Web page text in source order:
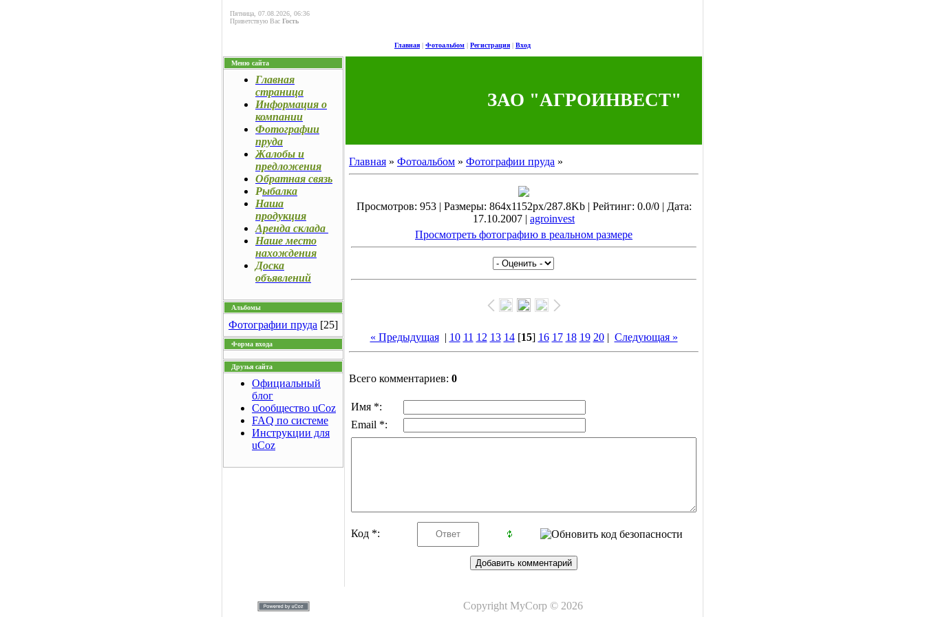
Пятница, 07.08.2026, 06:36
Приветствую Вас Гость
Главная | Фотоальбом | Регистрация | Вход
Меню сайта
Главная
страница
Информация о
компании
Фотографии
пруда
Жалобы и
предложения
Обратная связь
Рыбалка
Наша
продукция
Аренда склада
Наше место
нахождения
Доска
объявлений
Альбомы
Фотографии пруда [25]
Форма входа
Друзья сайта
Официальный
блог
Сообщество uCoz
FAQ по системе
Инструкции для
uCoz
ЗАО "АГРОИНВЕСТ"
Главная » Фотоальбом » Фотографии пруда »
Просмотров: 953 | Размеры: 864x1152px/287.8Kb | Рейтинг: 0.0/0 | Дата:
17.10.2007 | agroinvest
Просмотреть фотографию в реальном размере
« Предыдущая| 10 11 12 13 14[15] 16 17 18 19 20| Следующая »
Всего комментариев: 0
Имя *:
Email *:
Код *:
Copyright MyCorp © 2026